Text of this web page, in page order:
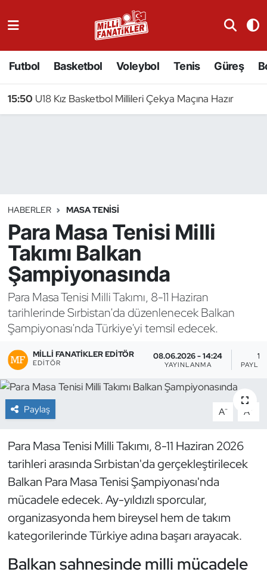
Futbol Basketbol Voleybol Tenis Güreş
15:50 U18 Kız Basketbol Millileri Çekya Maçına Hazır
HABERLER MASA TENISI
Para Masa Tenisi Milli
Takımı Balkan
Şampiyonasında
Para Masa Tenisi Milli Takımı, 8-11 Haziran
tarihlerinde Sırbistan'da düzenlenecek Balkan
Şampiyonası'nda Türkiye'yi temsil edecek.
MILLI FANATIKLER EDITÖR
EDITÖR
08.06.2026 - 14:24
YAYINLANMA
1
Paylaş A- A +
Para Masa Tenisi Milli Takımı, 8-11 Haziran 2026
tarihleri arasında Sırbistan'da gerçekleştirilecek
Balkan Para Masa Tenisi Şampiyonası'nda
mücadele edecek. Ay-yıldızlı sporcular,
organizasyonda hem bireysel hem de takım
kategorilerinde Türkiye adına başarı arayacak.
Balkan sahnesinde milli mücadele
Badminton
Binicilik
Bisiklet
Bocce Bowling Dart
Boks
Briç
Buz Hokeyi
Buz Pateni
Çim Hokeyi
Cimnastik
Curling
Dağcılık
Dans Sporları